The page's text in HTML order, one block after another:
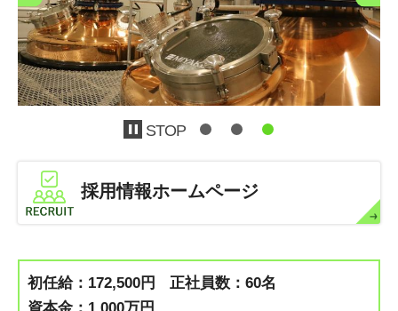
STOP
採用情報ホームページ
初任給：172,500円
正社員数：60名
資本金：1,000万円